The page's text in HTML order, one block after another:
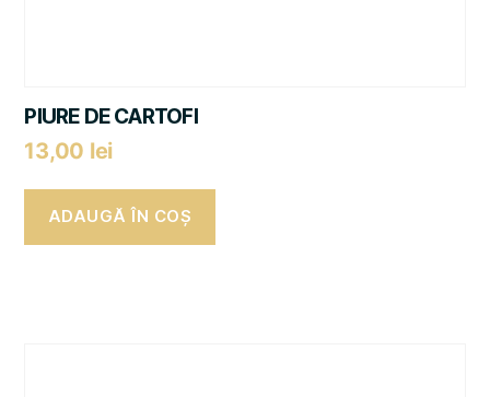
PIURE DE CARTOFI
13,00 lei
ADAUGĂ ÎN COȘ